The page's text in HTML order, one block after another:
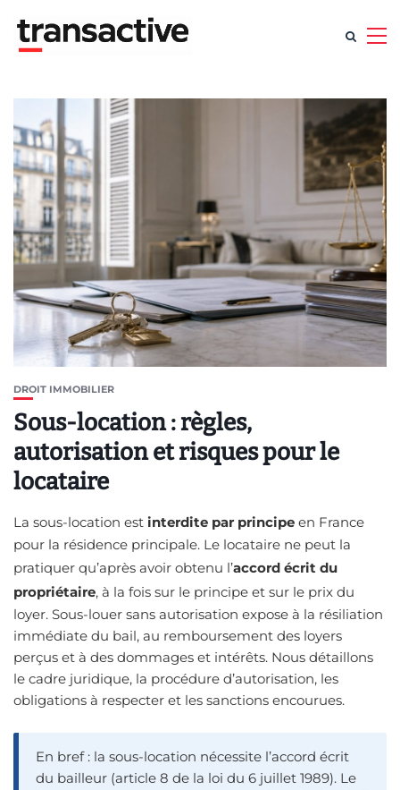
DROIT IMMOBILIER
Sous-location : règles,
autorisation et risques pour le
locataire
La sous-location est interdite par principe en France
pour la résidence principale. Le locataire ne peut la
pratiquer qu’après avoir obtenu l’accord écrit du
propriétaire, à la fois sur le principe et sur le prix du
loyer. Sous-louer sans autorisation expose à la résiliation
immédiate du bail, au remboursement des loyers
perçus et à des dommages et intérêts. Nous détaillons
le cadre juridique, la procédure d’autorisation, les
obligations à respecter et les sanctions encourues.
En bref : la sous-location nécessite l’accord écrit
du bailleur (article 8 de la loi du 6 juillet 1989). Le